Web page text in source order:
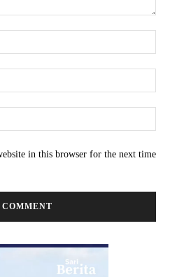
in this browser for the next time